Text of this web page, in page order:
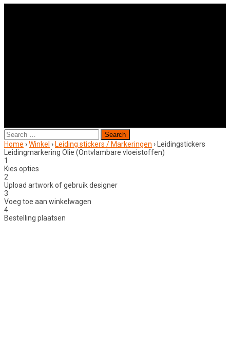
Search
for:
Home ›Winkel › Leiding stickers / Markeringen › Leidingstickers
Leidingmarkering Olie (Ontvlambare vloeistoffen)
1
Kies opties
2
Upload artwork of gebruik designer
3
Voeg toe aan winkelwagen
4
Bestelling plaatsen